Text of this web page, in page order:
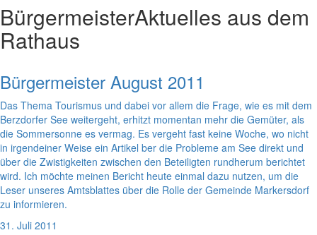
BürgermeisterAktuelles aus dem
Rathaus
Bürgermeister August 2011
Das Thema Tourismus und dabei vor allem die Frage, wie es mit dem
Berzdorfer See weitergeht, erhitzt momentan mehr die Gemüter, als
die Sommersonne es vermag. Es vergeht fast keine Woche, wo nicht
in irgendeiner Weise ein Artikel ber die Probleme am See direkt und
über die Zwistigkeiten zwischen den Beteiligten rundherum berichtet
wird. Ich möchte meinen Bericht heute einmal dazu nutzen, um die
Leser unseres Amtsblattes über die Rolle der Gemeinde Markersdorf
zu informieren.
31. Juli 2011